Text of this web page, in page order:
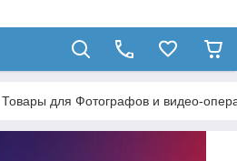
Товары для Фотографов и видео-